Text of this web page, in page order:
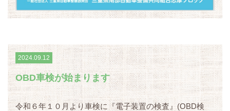
2024.09.12
OBD車検が始まります
令和６年１０月より車検に『電子装置の検査』(OBD検